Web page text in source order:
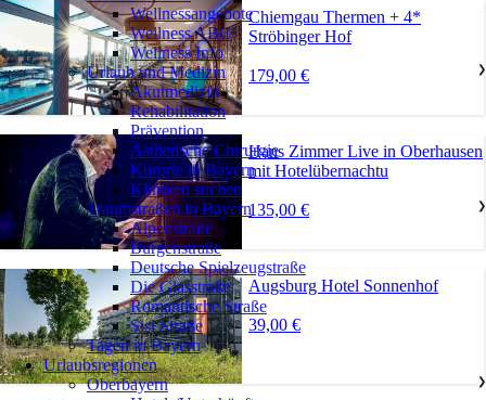
Chiemgau Thermen + 4*
Ströbinger Hof
179,00 €
Hans Zimmer Live in Oberhausen
mit Hotelübernachtu
135,00 €
Augsburg Hotel Sonnenhof
39,00 €
Wellnessangebote
Wellness ABC
Wellness Info
Urlaub und Medizin
❯
Akutmedizin
Rehabilitation
Prävention
Ästhetische Chirurgie
Kurorte in Bayern
Kliniken suchen
Traumstraßen in Bayern
❯
Alpenstraße
Burgenstraße
Deutsche Spielzeugstraße
Die Glasstraße
Romantische Straße
Sisi Straße
Tagen in Bayern
Urlaubsregionen
Oberbayern
❯